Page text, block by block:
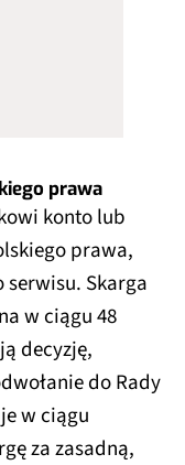
prawa
konto lub
prawa,
serwisu. Skarga
w ciągu 48
decyzję,
do Rady
w ciągu
za zasadną,